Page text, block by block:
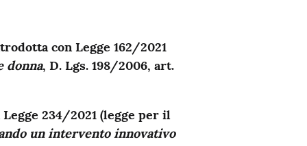
con Legge 162/2021
donna, D. Lgs. 198/2006, art.
234/2021 (legge per il
un intervento innovativo